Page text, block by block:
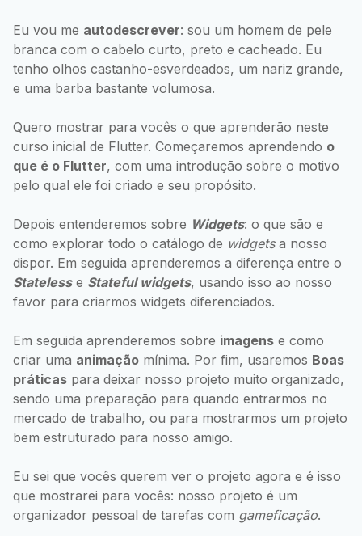
Eu vou me autodescrever: sou um homem de pele
branca com o cabelo curto, preto e cacheado. Eu
tenho olhos castanho-esverdeados, um nariz grande,
e uma barba bastante volumosa.
Quero mostrar para vocês o que aprenderão neste
curso inicial de Flutter. Começaremos aprendendo o
que é o Flutter, com uma introdução sobre o motivo
pelo qual ele foi criado e seu propósito.
Depois entenderemos sobre Widgets: o que são e
como explorar todo o catálogo de widgetsa nosso
dispor. Em seguida aprenderemos a diferença entre o
Statelesse Stateful widgets, usando isso ao nosso
favor para criarmos widgets diferenciados.
Em seguida aprenderemos sobre imagens e como
criar uma animação mínima. Por fim, usaremos Boas
práticas para deixar nosso projeto muito organizado,
sendo uma preparação para quando entrarmos no
mercado de trabalho, ou para mostrarmos um projeto
bem estruturado para nosso amigo.
Eu sei que vocês querem ver o projeto agora e é isso
que mostrarei para vocês: nosso projeto é um
organizador pessoal de tarefas com gameficação.